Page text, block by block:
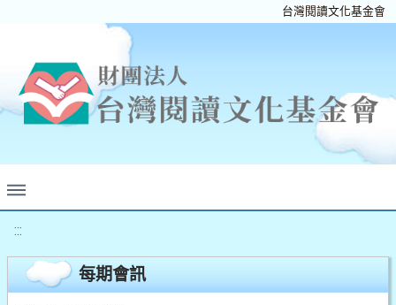
台灣閱讀文化基金會
:::
每期會訊